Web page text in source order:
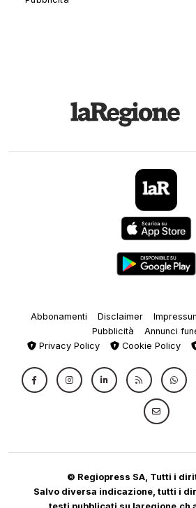
Abbonamenti Disclaimer
Pubblicità
Annunci
Privacy Policy
Cookie Policy
© Regiopress SA, Tutti i
Salvo diversa indicazione, tutti i